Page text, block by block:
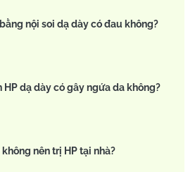
nội soi dạ dày có đau không?
HP dạ dày có gây ngứa da không?
không nên trị HP tại nhà?